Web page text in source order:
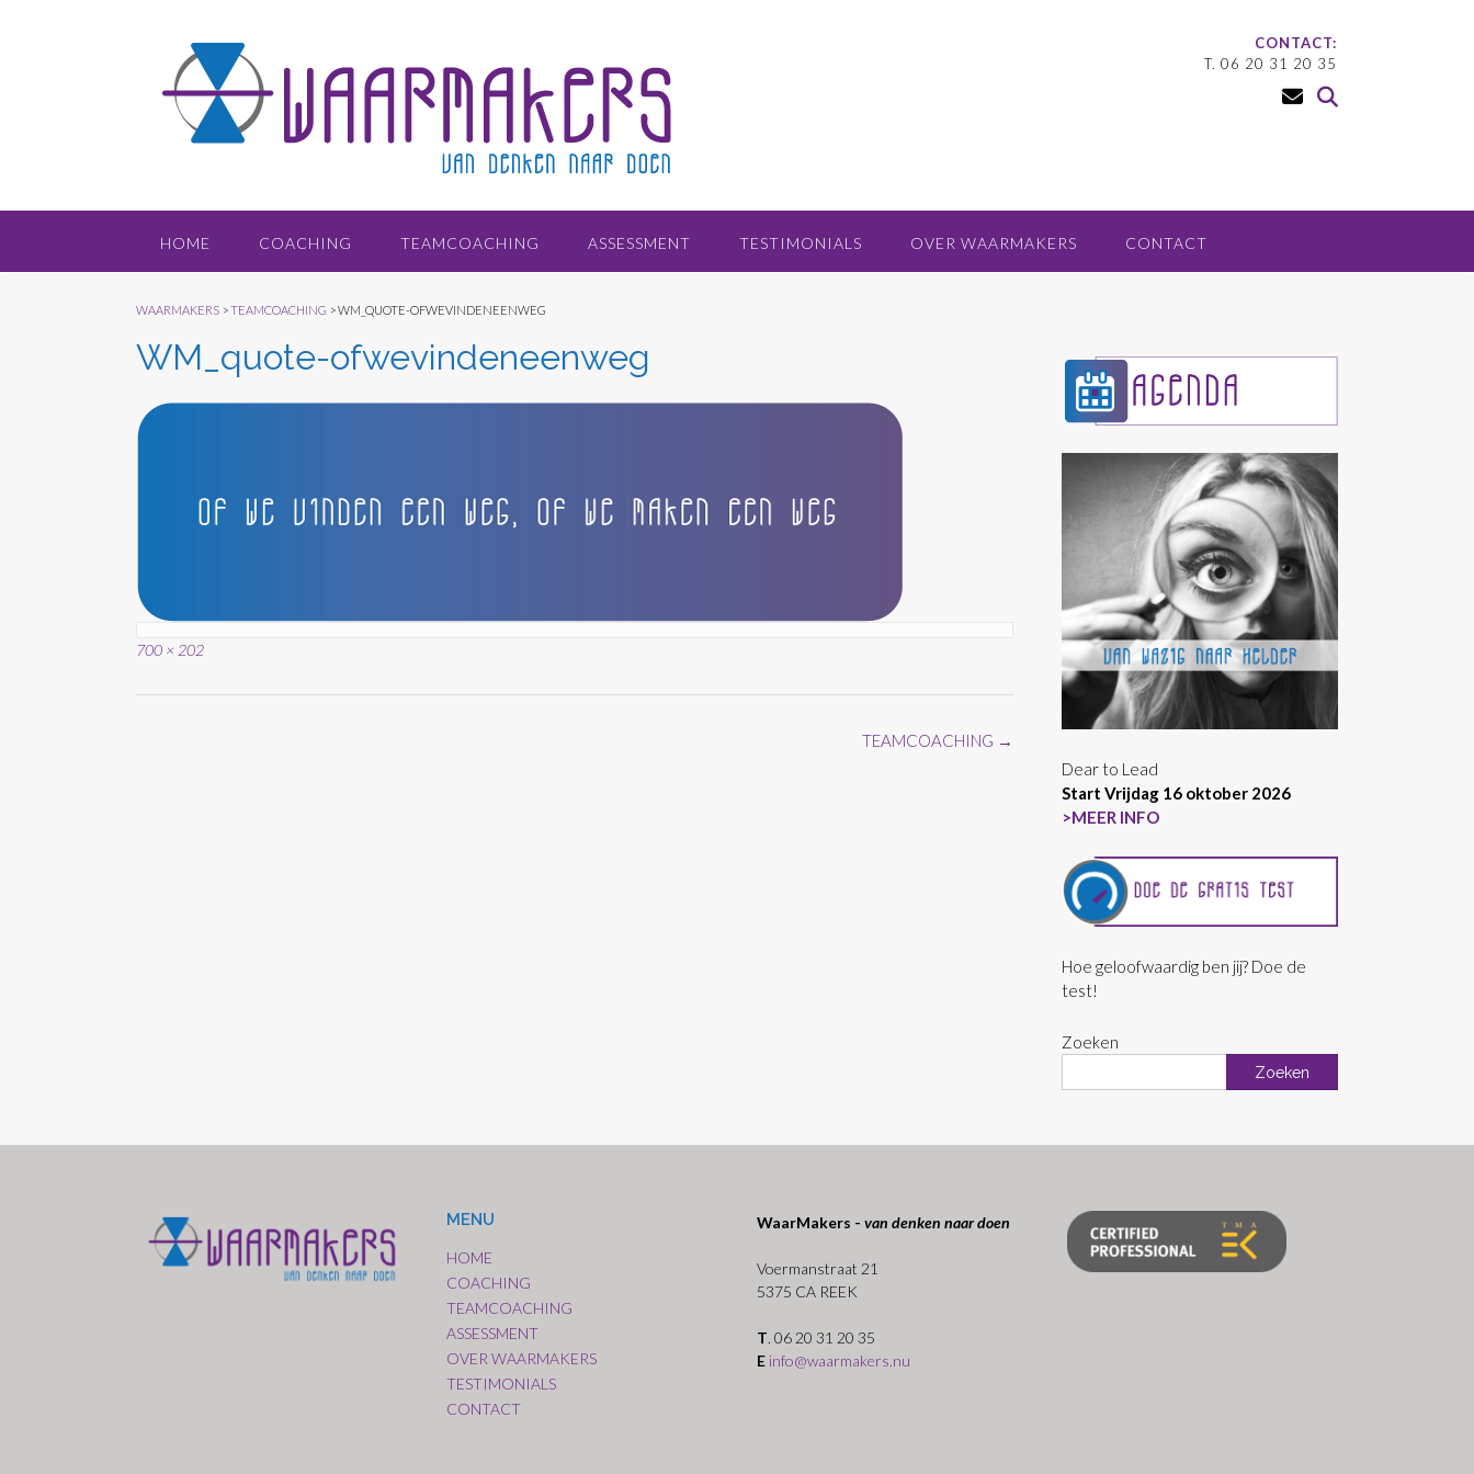
CONTACT:
T. 06 20 31 20 35
HOME COACHING TEAMCOACHING ASSESSMENT TESTIMONIALS OVER WAARMAKERS CONTACT
WAARMAKERS >TEAMCOACHING >WM_QUOTE-OFWEVINDENEENWEG
WM_quote-ofwevindeneenweg
Volledige
700 × 202
TEAMCOACHING →
Dear to Lead
Start Vrijdag 16 oktober 2026
>MEER INFO
Hoe geloofwaardig ben jij? Doe de
test!
Zoeken
Zoeken
MENU
HOME
COACHING
TEAMCOACHING
ASSESSMENT
OVER WAARMAKERS
TESTIMONIALS
CONTACT
WaarMakers -van denken naar doen
Voermanstraat 21
5375 CA REEK
T. 06 20 31 20 35
E info@waarmakers.nu